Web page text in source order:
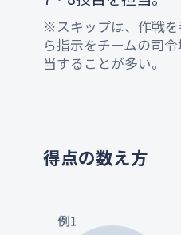
※スキップは、作戦
ら指示をチームの司
当することが多い。
得点の数え方